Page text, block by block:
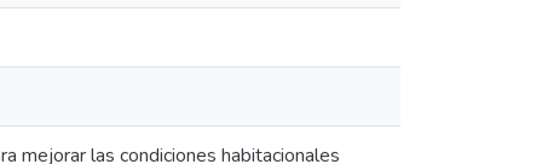
mejorar las condiciones habitacionales